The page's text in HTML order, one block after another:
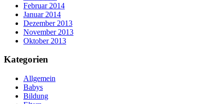
Februar 2014
Januar 2014
Dezember 2013
November 2013
Oktober 2013
Kategorien
Allgemein
Babys
Bildung